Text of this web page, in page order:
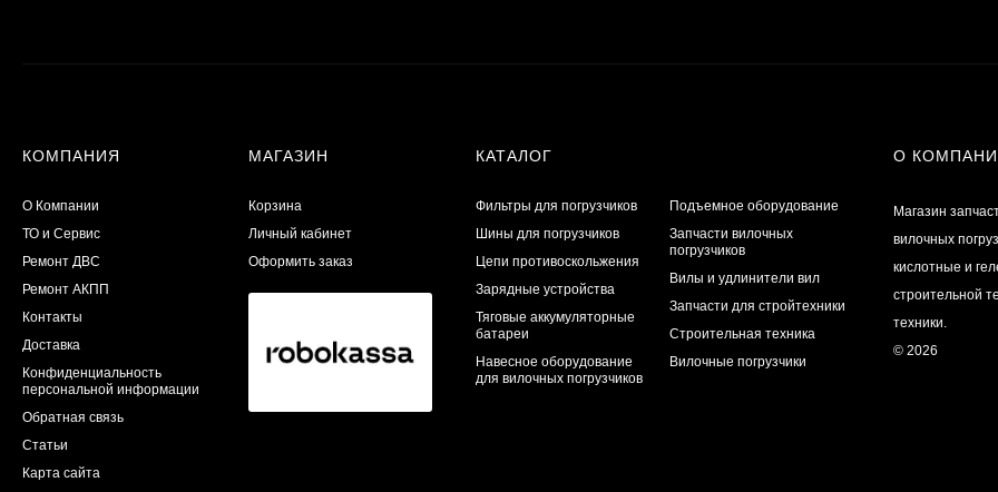
КОМПАНИЯ
О Компании
ТО и Сервис
​Ремонт ДВС
Ремонт АКПП
Контакты
Доставка
Конфиденциальность
персональной информации
Обратная связь
Статьи
Карта сайта
МАГАЗИН
Корзина
Личный кабинет
Оформить заказ
КАТАЛОГ
Фильтры для погрузчиков
Шины для погрузчиков
Цепи противоскольжения
Зарядные устройства
Тяговые аккумуляторные
батареи
Навесное оборудование
для вилочных погрузчиков
Подъемное оборудование
Запчасти вилочных
погрузчиков
Вилы и удлинители вил
Запчасти для стройтехники
Строительная техника
Вилочные погрузчики
О
Магазин
вилочных
кислотные и
строительной
техники.
© 2026